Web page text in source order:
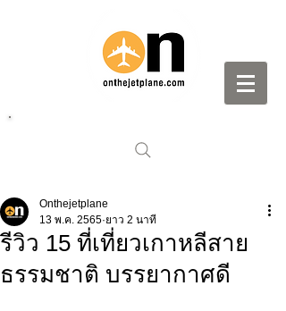
รีวิว 15 ที่เที่ยวเกาหลีสาย
ธรรมชาติ บรรยากาศดี
Onthejetplane
13 พ.ค. 2565 ยาว 2 นาที